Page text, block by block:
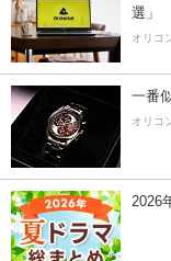
選」
オリコ
一番
オリコ
2026